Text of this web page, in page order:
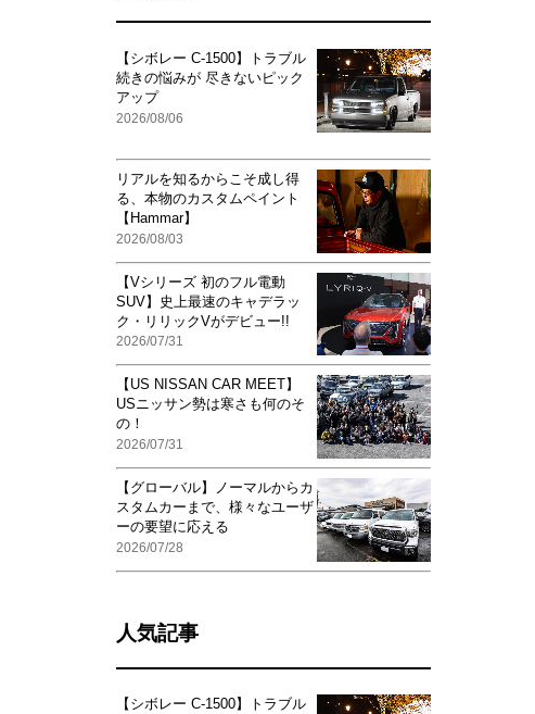
【シボレー C-1500】トラブル
続きの悩みが 尽きないピック
アップ
2026/08/06
リアルを知るからこそ成し得
る、本物のカスタムペイント
【Hammar】
2026/08/03
【Vシリーズ 初のフル電動
SUV】史上最速のキャデラッ
ク・リリックVがデビュー!!
2026/07/31
【US NISSAN CAR MEET】
USニッサン勢は寒さも何のそ
の！
2026/07/31
【グローバル】ノーマルからカ
スタムカーまで、様々なユーザ
ーの要望に応える
2026/07/28
人気記事
【シボレー C-1500】トラブル